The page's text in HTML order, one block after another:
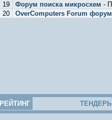
19
Форум поиска микросхем -
20
OverComputers Forum форум
РЕЙТИНГ ТЕНДЕРЫ